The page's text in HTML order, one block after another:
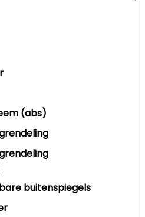
(abs)
buitenspiegels